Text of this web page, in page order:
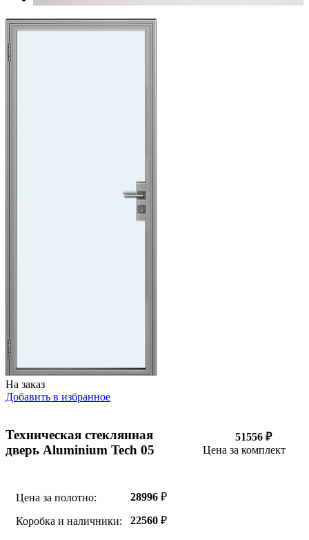
На заказ
Добавить в избранное
Техническая стеклянная
дверь Aluminium Tech 05
51556 ₽
Цена за комплект
Цена за полотно: 28996 ₽
Коробка и наличники: 22560 ₽